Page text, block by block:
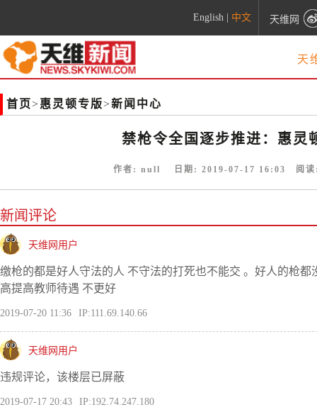
English 中文 天维网
天
首页>惠灵顿专版>新闻中心
禁枪令全国逐步推进：惠灵
作者: null 日期: 2019-07-17 16:03 阅
新闻评论
天维网用户
缴枪的都是好人守法的人 不守法的打死也不能交 。好人的枪
高提高教师待遇 不更好
2019-07-20 11:36 IP:111.69.140.66
天维网用户
违规评论，该楼层已屏蔽
2019-07-17 20:43 IP:192.74.247.180